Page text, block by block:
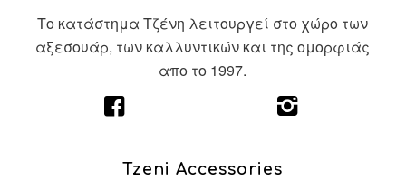
Το κατάστημα Τζένη λειτουργεί στο χώρο των
αξεσουάρ, των καλλυντικών και της ομορφιάς
απο το 1997.
Tzeni Accessories